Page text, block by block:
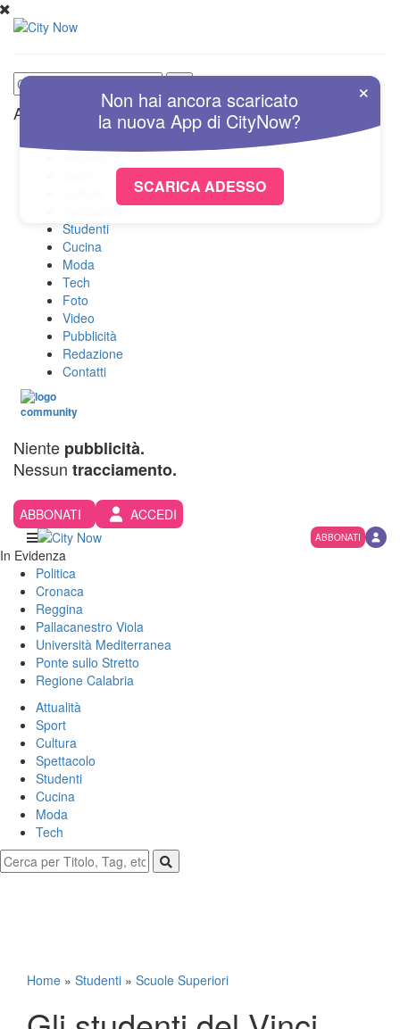
Altre Sezioni
Attualità
Spettacolo
Studenti
Cucina
Moda
Tech
Foto
Video
Pubblicità
Redazione
Contatti
Niente pubblicità.
Nessun tracciamento.
ABBONATI ACCEDI
ABBONATI
In Evidenza
Politica
Cronaca
Reggina
Pallacanestro Viola
Università Mediterranea
Ponte sullo Stretto
Regione Calabria
Attualità
Sport
Cultura
Spettacolo
Studenti
Cucina
Moda
Tech
Home » Studenti » Scuole Superiori
×
Non hai ancora scaricato
la nuovaApp di CityNow?
SCARICA ADESSO